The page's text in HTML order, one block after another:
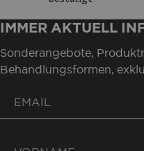
IMMER AKTUELL
Sonderangebote,
Behandlungsformen,